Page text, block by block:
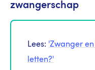
zwangerschap
Lees: 'Zwanger
letten?'